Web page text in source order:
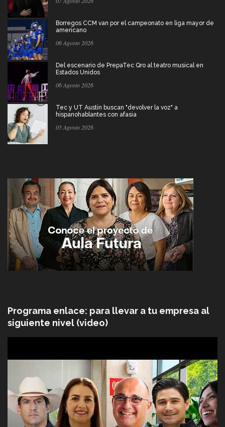
Borregos CCM van por el campeonato en liga mayor de
americano
06 Agosto 2026
Del escenario de PrepaTec Qro al teatro musical en
Estados Unidos
06 Agosto 2026
Tec y UT Austin buscan "devolver la voz" a
hispanohablantes con afasia
05 Agosto 2026
Programa enlace: para llevar a tu empresa al
siguiente nivel (video)